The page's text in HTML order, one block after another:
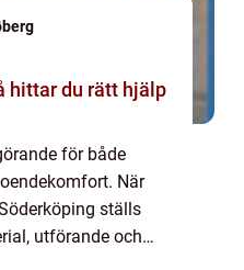
för både
När
ställs
utförande och